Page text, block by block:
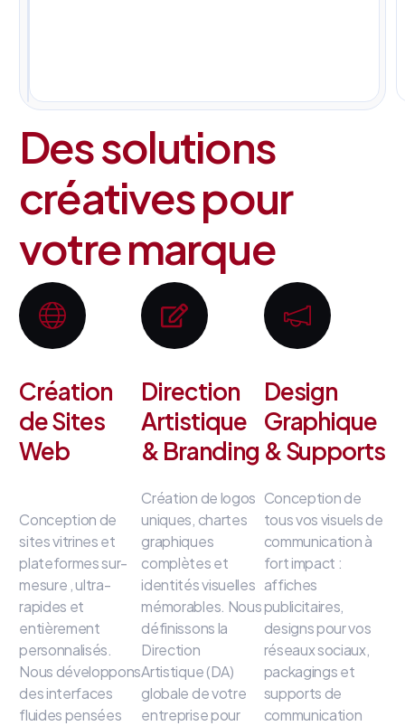
Des solutions
créatives pour
votre marque
Création
de Sites
Web
Conception de
sites vitrines et
plateformes sur-
mesure , ultra-
rapides et
entièrement
personnalisés.
Nous développons
des interfaces
fluidespensées
Direction
Artistique
& Branding
Création de logos
uniques, chartes
graphiques
complètes et
identités visuelles
mémorables. Nous
définissons la
Direction
Artistique (DA)
globale de votre
entreprisepour
Design
Graphique
& Supports
Conception de
tous vos visuels de
communication à
fort impact :
affiches
publicitaires,
designs pour vos
réseaux sociaux,
packagings et
supports de
communication